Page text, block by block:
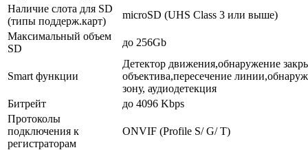
Наличие слота для SD
(типы поддерж.карт)
microSD (UHS Class 3 или выше)
Максимальный объем
SD
до 256Gb
Smart функции
Детектор движения,обнаружение
объектива,пересечение
зону, аудиодетекция
Битрейт
до 4096 Kbps
Протоколы
подключения к
регистраторам
ONVIF (Profile S/ G/ T)